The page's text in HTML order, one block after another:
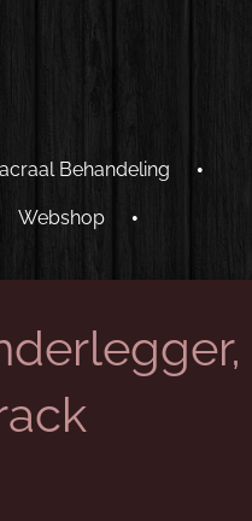
Behandeling
Webshop